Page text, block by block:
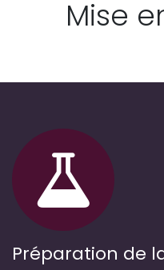
Mise
Préparation de